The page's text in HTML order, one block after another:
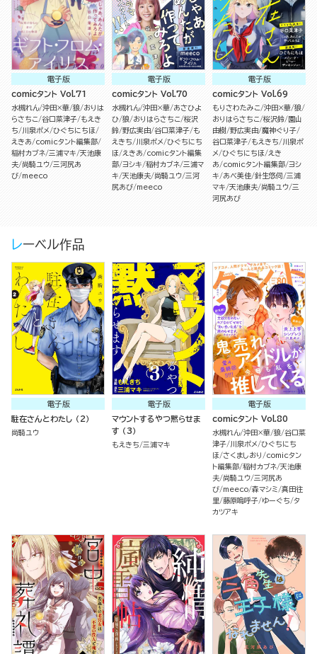
電子版
comicタント Vol.71
水槻れん 沖田×華 狼 おりは
らさちこ 谷口菜津子 もえき
ち
川泉ポメ ひぐちにちほ
えきあ
comicタント編集部
稲村カブネ 三浦マキ 天池康
夫 尚騎ユウ 三河尻あ
び meeco
電子版
comicタント Vol.70
水槻れん 沖田×華 あさひよ
ひ 狼 おりはらさちこ 桜沢
鈴 野広実由 谷口菜津子 も
えきち
川泉ポメ ひぐちにち
ほ
えきあ
comicタント編集
部 ヨシキ 稲村カブネ 三浦マ
キ 天池康夫 尚騎ユウ 三河
尻あび meeco
電子版
comicタント Vol.69
もりさわたみこ 沖田×華 狼
おりはらさちこ 桜沢鈴 園山
由樹 野広実由 魔神ぐり子
谷口菜津子 もえきち
川泉ポ
メ ひぐちにちほ
えき
あ
comicタント編集部 ヨシ
キ
あべ美佳 針生悠伺 三浦
マキ 天池康夫 尚騎ユウ 三
河尻あび
レーベル作品
電子版
駐在さんとわたし （2）
尚騎ユウ
電子版
マウントするやつ黙らせま
す （3）
もえきち 三浦マキ
電子版
comicタント Vol.80
水槻れん 沖田×華 狼 谷口菜
津子
川泉ポメ ひぐちにち
ほ さくましおり
comicタン
ト編集部 稲村カブネ 天池康
夫 尚騎ユウ 三河尻あ
び meeco 森マシミ 真田往
里 藤原嗚呼子 ゆーぐち タ
カツアキ